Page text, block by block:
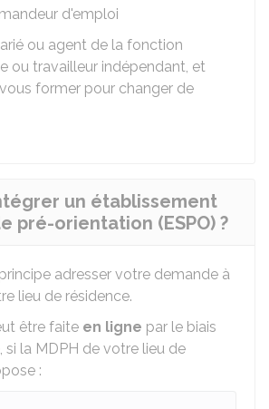
d'emploi
ou agent de la fonction
ou travailleur indépendant, et
former pour changer de
un établissement
pré-orientation (ESPO) ?
adresser votre demande à
lieu de résidence.
être faite en ligne par le biais
si la MDPH de votre lieu de
: